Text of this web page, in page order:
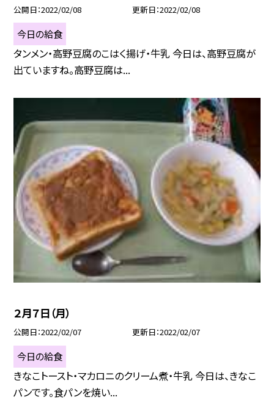
公開日 2022/02/08 更新日 2022/02/08
今日の給食
タンメン・高野豆腐のこはく揚げ・牛乳 今日は、高野豆腐が
出ていますね。高野豆腐は...
２月７日（月）
公開日 2022/02/07 更新日 2022/02/07
今日の給食
きなこトースト・マカロニのクリーム煮・牛乳 今日は、きなこ
パンです。食パンを焼い...